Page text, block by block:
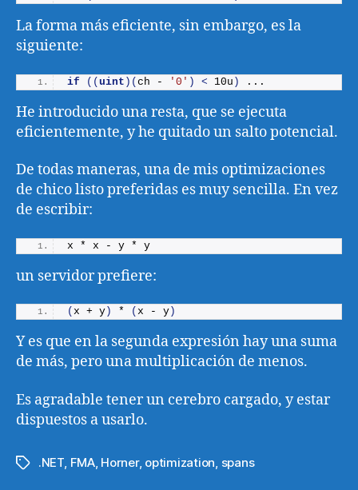
La forma más eficiente, sin embargo, es la
siguiente:
if ((uint )(ch - '0' ) < 10u ) ...
He introducido una resta, que se ejecuta
eficientemente, y he quitado un salto potencial.
De todas maneras, una de mis optimizaciones
de chico listo preferidas es muy sencilla. En vez
de escribir:
x * x - y * y
un servidor prefiere:
( x + y ) * ( x - y )
Y es que en la segunda expresión hay una suma
de más, pero una multiplicación de menos.
Es agradable tener un cerebro cargado, y estar
dispuestos a usarlo.
Etiquetas
.NET FMA, Horner, optimization spans